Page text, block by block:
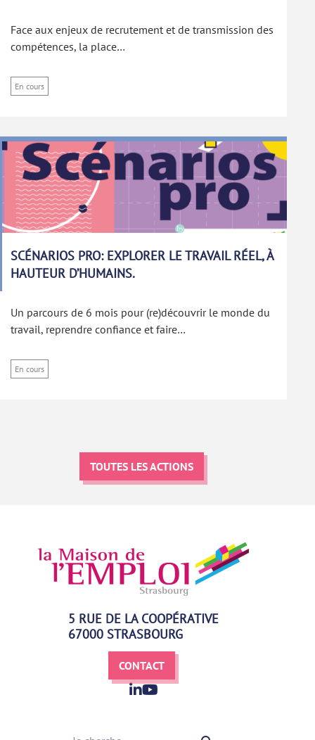
Face aux enjeux de recrutement et de transmission des
compétences, la place…
En cours
SCÉNARIOS PRO: EXPLORER LE TRAVAIL RÉEL, À
HAUTEUR D’HUMAINS.
Un parcours de 6 mois pour (re)découvrir le monde du
travail, reprendre confiance et faire…
En cours
TOUTES LES ACTIONS
5 RUE DE LA COOPÉRATIVE
67000 STRASBOURG
CONTACT